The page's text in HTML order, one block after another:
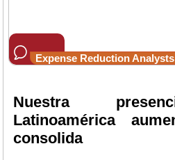
Expense Reduction Analysts
Nuestra
Latinoamérica
consolida